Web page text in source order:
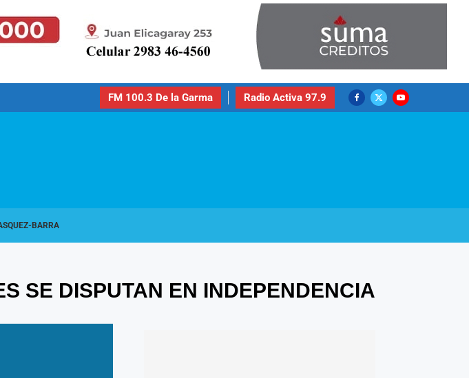
DE... FM 100.3 De la Garma Radio Activa 97.9
BARRA
SE DISPUTAN EN INDEPENDENCIA